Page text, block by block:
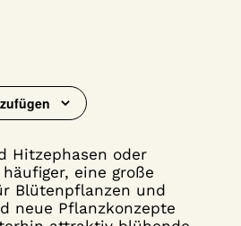
Hitzephasen oder
eine große
Blütenpflanzen und
neue Pflanzkonzepte